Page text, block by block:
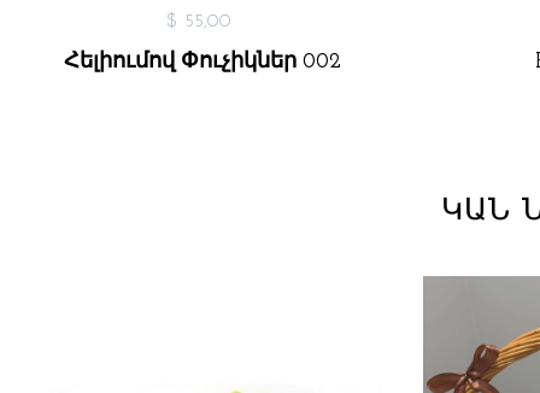
$ 55,00
Հելիումով Փուչիկներ 002
ԿԱՆ